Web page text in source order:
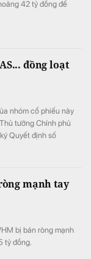
42 tỷ đồng để
đồng loạt
nhóm cổ phiếu này
tướng Chính phủ
Quyết định số
nhà nước, doanh
mạnh tay
bị bán ròng mạnh
tỷ đồng.